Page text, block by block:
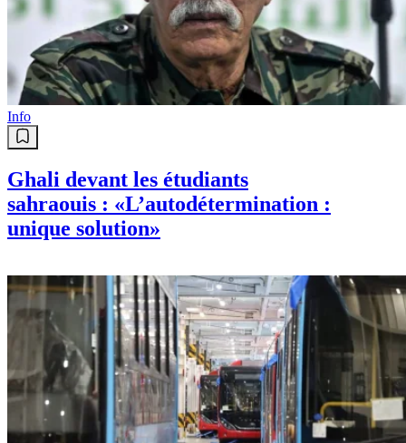
Info
Ghali devant les étudiants
sahraouis : «L’autodétermination :
unique solution»